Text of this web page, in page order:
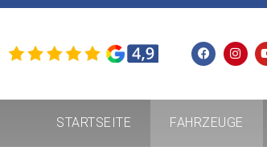
STARTSEITE FAHRZEUGE